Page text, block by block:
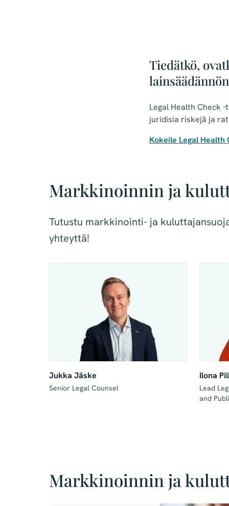
Tiedätkö,
Legal Health Check
juridisia riskejä ja
Kokeile Legal Health
Markkinoinnin ja
Tutustu markkinointi- ja
yhteyttä!
Jukka Jäske
Senior Legal Counsel
Ilona
Lead
and
Markkinoinnin ja